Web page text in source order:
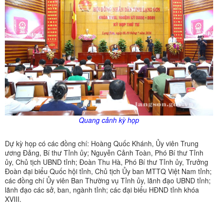
Quang cảnh kỳ họp
Dự kỳ họp có các đồng chí: Hoàng Quốc Khánh, Ủy viên Trung
ương Đảng, Bí thư Tỉnh ủy; Nguyễn Cảnh Toàn, Phó Bí thư Tỉnh
ủy, Chủ tịch UBND tỉnh; Đoàn Thu Hà, Phó Bí thư Tỉnh ủy, Trưởng
Đoàn đại biểu Quốc hội tỉnh, Chủ tịch Ủy ban MTTQ Việt Nam tỉnh;
các đồng chí Ủy viên Ban Thường vụ Tỉnh ủy, lãnh đạo UBND tỉnh;
lãnh đạo các sở, ban, ngành tỉnh; các đại biểu HĐND tỉnh khóa
XVIII.